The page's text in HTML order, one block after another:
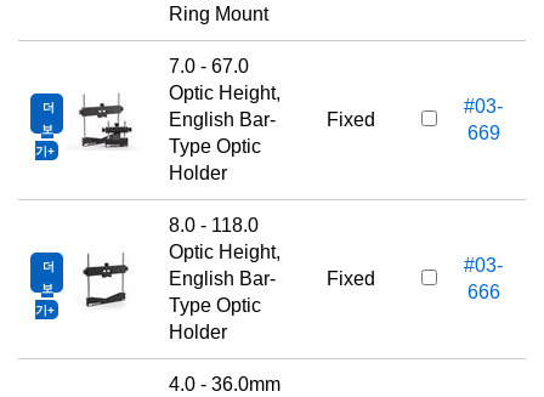
Ring Mount
더
보
기
7.0 - 67.0
Optic Height,
English Bar-
Type Optic
Holder
Fixed
#03-
669
더
보
기
8.0 - 118.0
Optic Height,
English Bar-
Type Optic
Holder
Fixed
#03-
666
4.0 - 36.0mm